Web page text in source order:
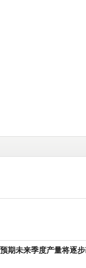
期未来季度产量将逐